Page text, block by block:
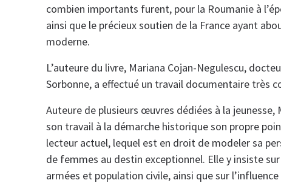
combien importants furent, pour la Roumanie à
ainsi que le précieux soutien de la France ayant
moderne.
L’auteure du livre, Mariana Cojan-Negulescu,
Sorbonne, a effectué un travail documentaire très
Auteure de plusieurs œuvres dédiées à la jeunesse,
son travail à la démarche historique son propre
lecteur actuel, lequel est en droit de modeler sa
de femmes au destin exceptionnel. Elle y insiste
armées et population civile, ainsi que sur